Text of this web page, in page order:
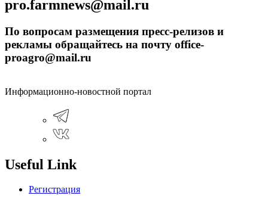
pro.farmnews@mail.ru
По вопросам размещения пресс-релизов и
рекламы обращайтесь на почту office-
proagro@mail.ru
Информационно-новостной портал
Useful Link
Регистрация